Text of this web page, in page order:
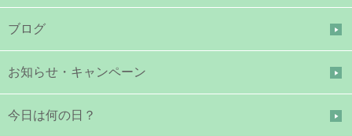
ブログ
お知らせ・キャンペーン
今日は何の日？